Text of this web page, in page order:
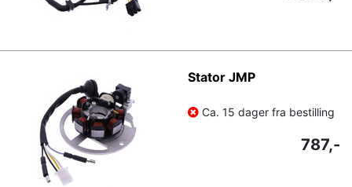
Stator JMP
Ca. 15 dager fra bestilling
787,-